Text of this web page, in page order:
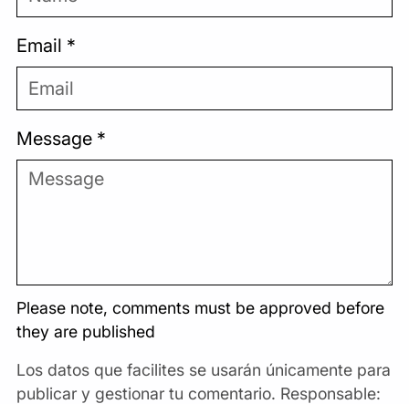
Email *
Message *
Please note, comments must be approved before
they are published
Los datos que facilites se usarán únicamente para
publicar y gestionar tu comentario. Responsable: